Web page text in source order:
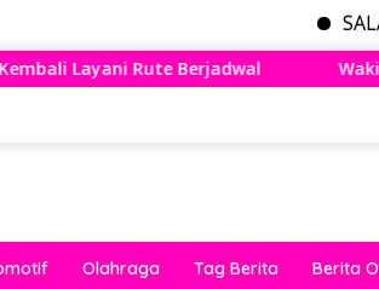
SALAM PRESISI •
Wakil Panglima TNI dan Sejumlah
Olahraga Tag Berita Berita